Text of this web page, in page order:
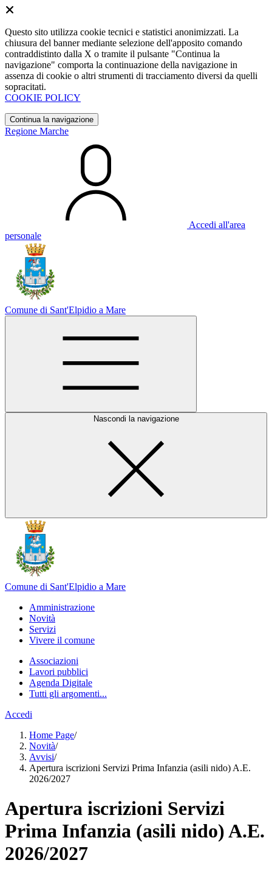
Questo sito utilizza cookie tecnici e statistici anonimizzati. La
chiusura del banner mediante selezione dell'apposito comando
contraddistinto dalla X o tramite il pulsante "Continua la
navigazione" comporta la continuazione della navigazione in
assenza di cookie o altri strumenti di tracciamento diversi da quelli
sopracitati.
COOKIE POLICY
Continua la navigazione
Regione Marche
Accedi all'area
personale
Comune di Sant'Elpidio a Mare
Nascondi la navigazione
Comune di Sant'Elpidio a Mare
Amministrazione
Novità
Servizi
Vivere il comune
Associazioni
Lavori pubblici
Agenda Digitale
Tutti gli argomenti...
Accedi
Home Page/
Novità/
Avvisi/
Apertura iscrizioni Servizi Prima Infanzia (asili nido) A.E.
2026/2027
Apertura iscrizioni Servizi
Prima Infanzia (asili nido) A.E.
2026/2027